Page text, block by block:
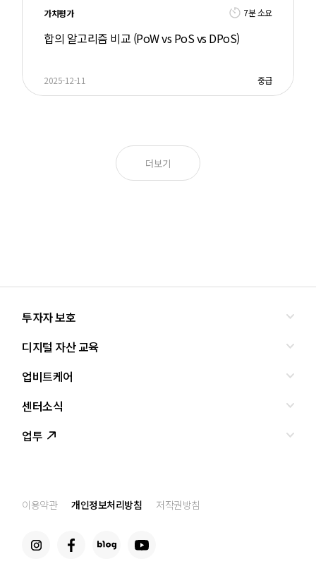
가치평가 7분 소요
합의 알고리즘 비교 (PoW vs PoS vs DPoS)
2025-12-11 중급
더보기
투자자 보호
올바른 투자란?
투자사기 유형과 예방
업비트 보호조치
디지털 자산 교육
교육
조사·연구
업비트케어
서비스안내
서비스신청
센터소식
인사말
공지사항
업투
이용약관 개인정보처리방침 저작권방침